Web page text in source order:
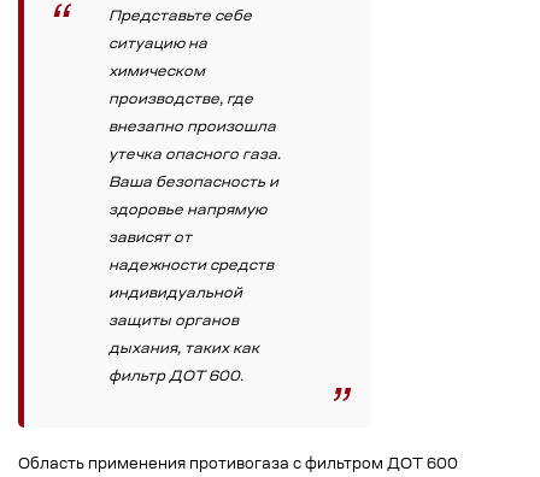
Представьте себе
ситуацию на
химическом
производстве, где
внезапно произошла
утечка опасного газа.
Ваша безопасность и
здоровье напрямую
зависят от
надежности средств
индивидуальной
защиты органов
дыхания, таких как
фильтр ДОТ 600.
Область применения противогаза с фильтром ДОТ 600